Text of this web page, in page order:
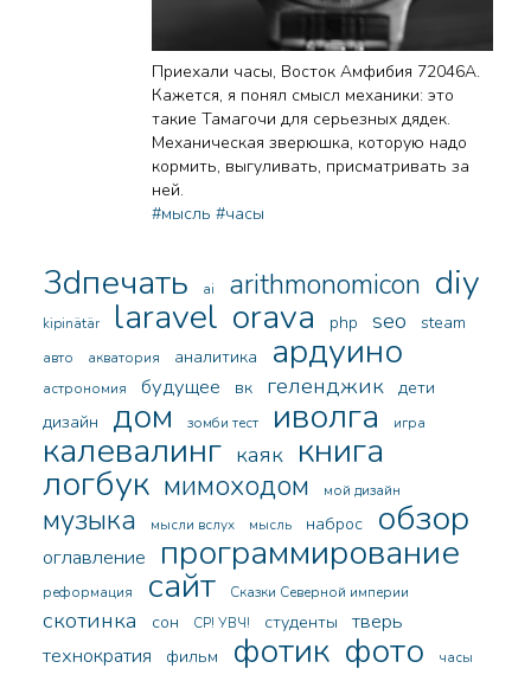
Приехали часы, Восток Амфибия 72046А.
Кажется, я понял смысл механики: это
такие Тамагочи для серьезных дядек.
Механическая зверюшка, которую надо
кормить, выгуливать, присматривать за
ней.
#мысль #часы
3dпечать ai arithmonomicon diy
kipinätär laravel orava php seo steam
авто акватория аналитика ардуино
астрономия будущее вк геленджик
дети
дизайн
дом зомби тест иволга игра
калевалинг каяк книга
логбук мимоходом мой дизайн
музыка мысли вслух мысль наброс обзор
оглавление программирование
реформация сайт Сказки Северной империи
скотинка сон СР! УВЧ! студенты
тверь
технократия
фильм фотик фото часы